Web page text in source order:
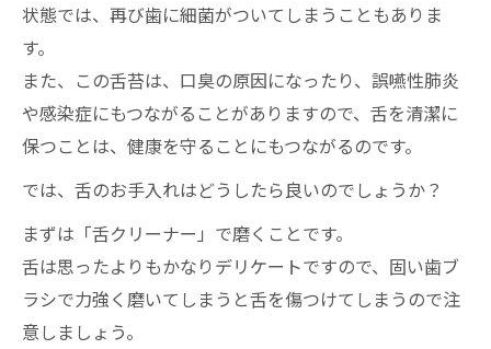
状態では、再び歯に細菌がついてしまうこともありま
す。
また、この舌苔は、口臭の原因になったり、誤嚥性肺炎
や感染症にもつながることがありますので、舌を清潔に
保つことは、健康を守ることにもつながるのです。
では、舌のお手入れはどうしたら良いのでしょうか？
まずは「舌クリーナー」で磨くことです。
舌は思ったよりもかなりデリケートですので、固い歯ブ
ラシで力強く磨いてしまうと舌を傷つけてしまうので注
意しましょう。